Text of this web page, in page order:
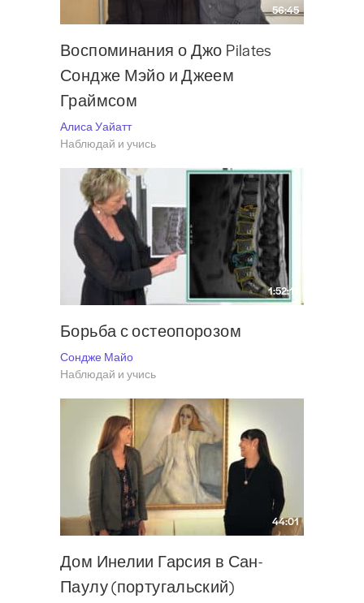
56:45
Воспоминания о Джо Pilates
Сондже Мэйо и Джеем
Граймсом
Алиса Уайатт
Наблюдай и учись
1:52:11
Борьба с остеопорозом
Сондже Майо
Наблюдай и учись
44:01
Дом Инелии Гарсия в Сан-
Паулу (португальский)